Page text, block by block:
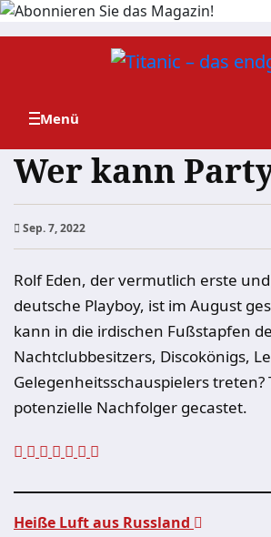
Zum
Wer kann
Sep. 7, 2022
Rolf Eden, der vermutlich erste
deutsche Playboy, ist im August
kann in die irdischen Fußstapfen
Nachtclubbesitzers, Discokönigs,
Gelegenheitsschauspielers treten?
potenzielle Nachfolger gecastet.
Heiße Luft aus Russland